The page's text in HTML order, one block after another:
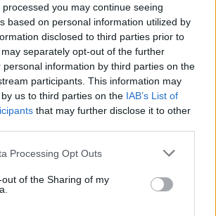
you may continue seeing
based on personal information utilized by
disclosed to third parties prior to
separately opt-out of the further
personal information by third parties on the
participants. This information may
us to third parties on the IAB’s List of
that may further disclose it to other
Processing Opt Outs
of the Sharing of my